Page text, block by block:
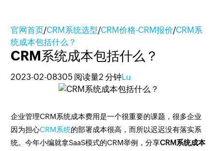
官网首页/CRM系统选型/CRM价格-CRM报价/CRM系
统成本包括什么？
CRM系统成本包括什么？
2023-02-08305 阅读量2 分钟 Lu
企业管理CRM系统成本费用是一个很重要的课题，很多企业
因为担心CRM系统的部署成本很高，而所以迟迟没有落实系
统。今年小编就拿SaaS模式的CRM举例，分享CRM系统成本